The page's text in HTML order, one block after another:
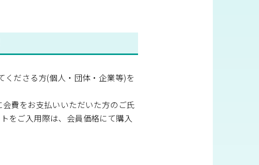
ださる方(個人・団体・企業等)を
費をお支払いいただいた方のご氏
をご入用際は、会員価格にて購入